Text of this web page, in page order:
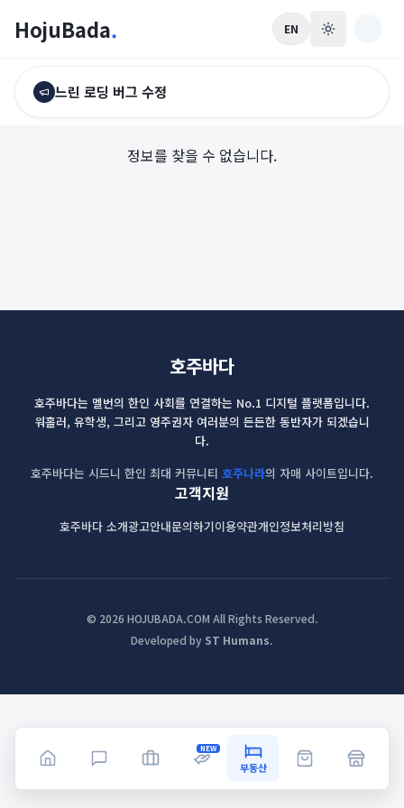
HojuBada. EN
느린 로딩 버그 수정
정보를 찾을 수 없습니다.
호주바다
호주바다는 멜번의 한인 사회를 연결하는 No.1 디지털 플랫폼입니다.
워홀러, 유학생, 그리고 영주권자 여러분의 든든한 동반자가 되겠습니
다.
호주바다는 시드니 한인 최대 커뮤니티 호주나라의 자매 사이트입니다.
고객지원
호주바다 소개광고안내문의하기이용약관개인정보처리방침
© 2026 HOJUBADA.COM All Rights Reserved.
Developed by ST Humans.
NEW
부동산